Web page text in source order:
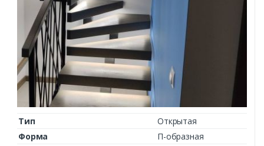
Тип
Открытая
Форма
П-образная